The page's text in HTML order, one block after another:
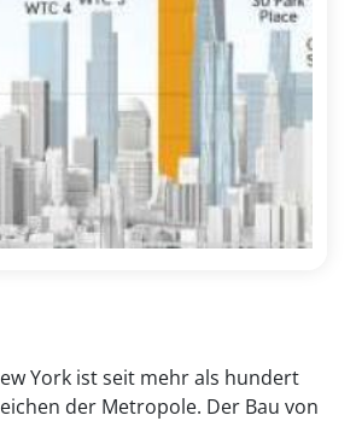
York ist seit mehr als hundert
der Metropole. Der Bau von